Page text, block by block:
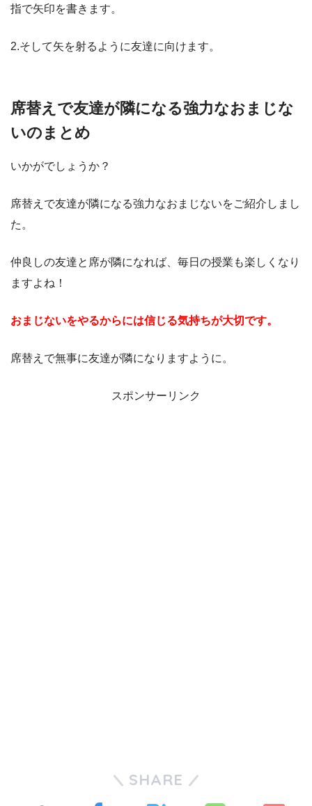
指で矢印を書きます。
2.そして矢を射るように友達に向けます。
席替えで友達が隣になる強力なおまじな
いのまとめ
いかがでしょうか？
席替えで友達が隣になる強力なおまじないをご紹介しまし
た。
仲良しの友達と席が隣になれば、毎日の授業も楽しくなり
ますよね！
おまじないをやるからには信じる気持ちが大切です。
席替えで無事に友達が隣になりますように。
スポンサーリンク
SHARE